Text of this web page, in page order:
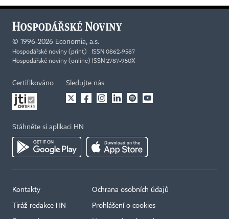
© 1996-2026 Economia, a.s.
Hospodářské noviny (print) ISSN 0862-9587
Hospodářské noviny (online) ISSN 2787-950X
Certifikováno Sledujte nás
Stáhněte si aplikaci HN
Kontakty
Tiráž redakce HN
Ochrana osobních údajů
Prohlášení o cookies